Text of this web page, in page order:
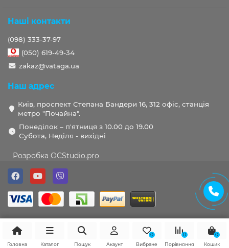
Наші контакти
(098) 333-37-97
(050) 619-49-34
zakaz@vataga.ua
Наш адрес
Київ, проспект Степана Бандери 16, 312 офіс, станція
метро "Почайна".
Понеділок – п'ятниця з 10.00 до 19.00
Субота, Неділя - вихідні
Розробка OCStudio.pro
Головна Каталог Пошук Акаунт
0
Вибране
0
Порівняння
0
Кошик